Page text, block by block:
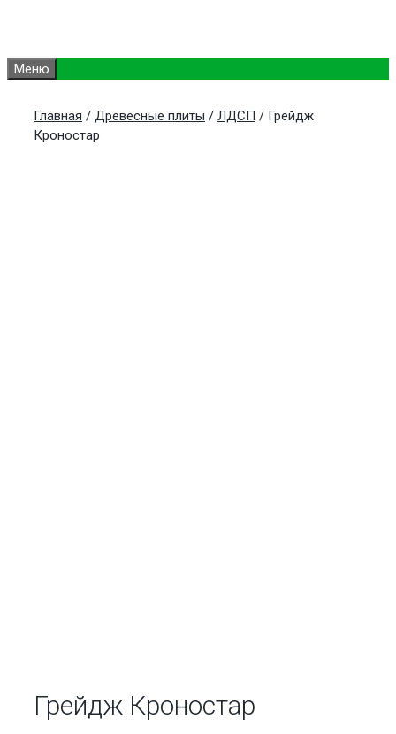
Меню
Главная / Древесные плиты / ЛДСП / Грейдж
Кроностар
Грейдж Кроностар